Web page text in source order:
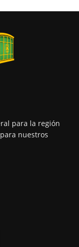
para la región
nuestros